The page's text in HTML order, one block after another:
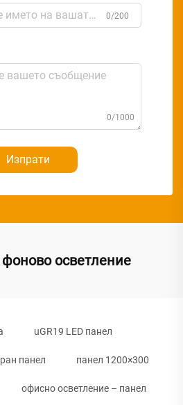
0/200
0/1000
Изпрати
фоново осветление
uGR19 LED панел
панел панел 1200×300
офисно осветление – панел